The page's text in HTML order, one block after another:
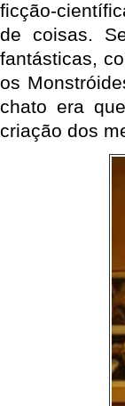
ficção-
de coisas.
fantásticas,
os
chato era
criação dos